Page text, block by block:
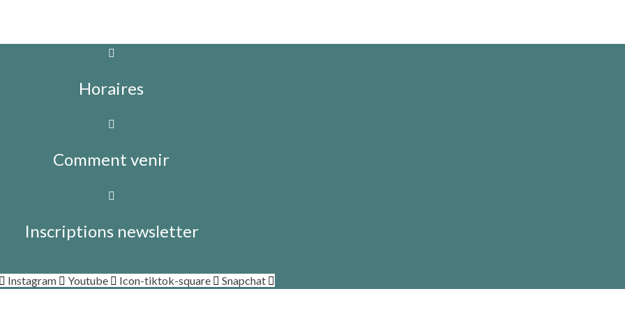
Horaires
Comment venir
Inscriptions newsletter
Instagram Youtube Icon-tiktok-square Snapchat